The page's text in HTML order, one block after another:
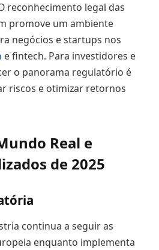
reconhecimento legal das
promove um ambiente
negócios e startups nos
e fintech. Para investidores e
o panorama regulatório é
riscos e otimizar retornos
Real e
de 2025
continua a seguir as
enquanto implementa